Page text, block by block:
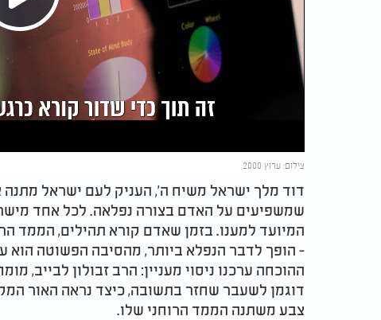
Play
Video
צילום: ערוץ 2000
שמשפיעים על האדם בצורה נפלאה. לכל אחד
המיועד למענו. בזמן שאדם קורא תהילים, הממד
- הופך לדבר הנפלא ביותר, מהסיבה הפשוטה הוא
ההוכחה ערכנו ניסוי מעניין: הרב זבולון לבייב,
דוגמן לשעבר שחזר בתשובה, כיצד נראה האור
צבע משתנה הממד הרוחני שלו.